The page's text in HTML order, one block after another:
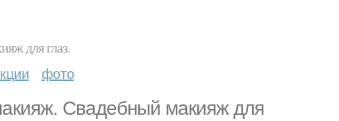
для глаз.
фото
Свадебный макияж для